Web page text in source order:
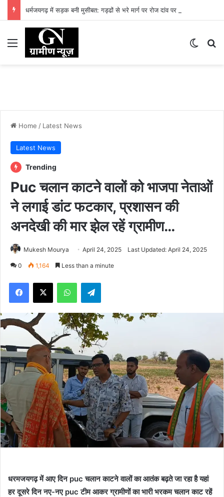
Menu
Home / Latest News
Latest News
Trending
Puc चलान काटने वालों को भाजपा नेताओं
ने लगाई डांट फटकार, प्रशासन की
अनदेखी की मार झेल रहें ग्रामीण…
Mukesh Mourya April 24, 2025 Last Updated: April 24, 2025
0 1,164 Less than a minute
Facebook
X WhatsAppTelegram
धरमजयगढ़ में आए दिन puc चलान काटने वालों का आतंक बढ़ते जा रहा है यहां
हर दूसरे दिन नए-नए puc टीम आकर ग्रामीणों का भारी भरकम चलान काट रहें